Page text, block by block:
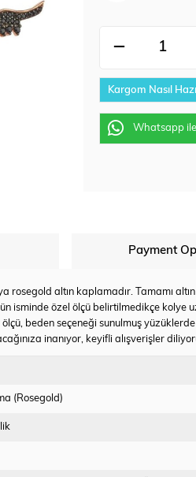
Kargom Nasıl
Whatsapp
Payment
altın kaplamadır. Tamamı
isminde özel ölçü belirtilmedikçe kolye
beden seçeneği sunulmuş
inanıyor, keyifli alışverişler
(Rosegold)